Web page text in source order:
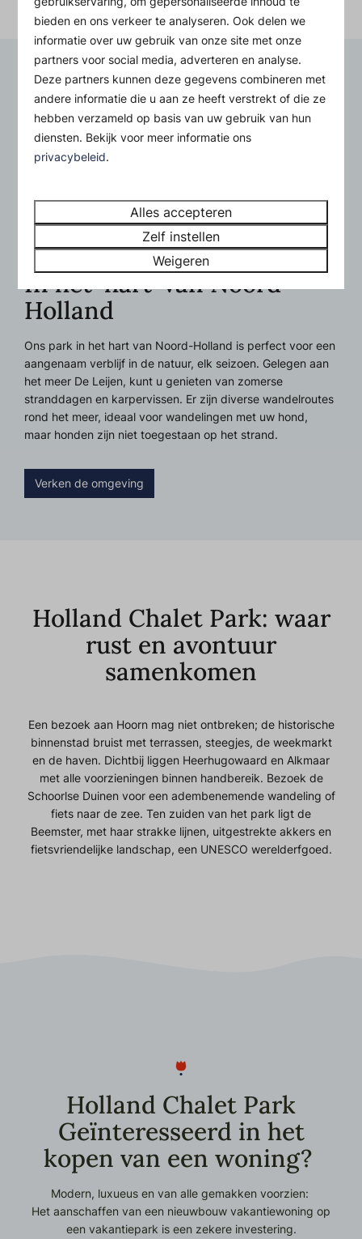
In het ‘hart’ van Noord-
Holland
Ons park in het hart van Noord-Holland is perfect voor een
aangenaam verblijf in de natuur, elk seizoen. Gelegen aan
het meer De Leijen, kunt u genieten van zomerse
stranddagen en karpervissen. Er zijn diverse wandelroutes
rond het meer, ideaal voor wandelingen met uw hond,
maar honden zijn niet toegestaan op het strand.
Verken de omgeving
Holland Chalet Park: waar
rust en avontuur
samenkomen
Een bezoek aan Hoorn mag niet ontbreken; de historische
binnenstad bruist met terrassen, steegjes, de weekmarkt
en de haven. Dichtbij liggen Heerhugowaard en Alkmaar
met alle voorzieningen binnen handbereik. Bezoek de
Schoorlse Duinen voor een adembenemende wandeling of
fiets naar de zee. Ten zuiden van het park ligt de
Beemster, met haar strakke lijnen, uitgestrekte akkers en
fietsvriendelijke landschap, een UNESCO werelderfgoed.
Holland Chalet Park
Geïnteresseerd in het
kopen van een woning?
Modern, luxueus en van alle gemakken voorzien:
Het aanschaffen van een nieuwbouw vakantiewoning op
een vakantiepark is een zekere investering.
bieden en ons verkeer te analyseren. Ook delen we
informatie over uw gebruik van onze site met onze
partners voor social media, adverteren en analyse.
Deze partners kunnen deze gegevens combineren met
andere informatie die u aan ze heeft verstrekt of die ze
hebben verzameld op basis van uw gebruik van hun
diensten. Bekijk voor meer informatie ons
privacybeleid.
Alles accepteren
Zelf instellen
Weigeren